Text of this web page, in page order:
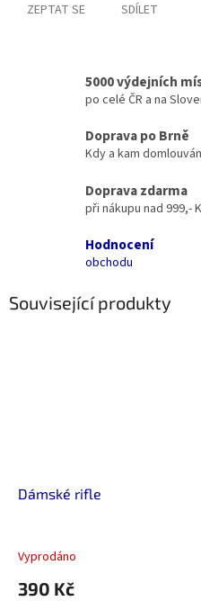
ZEPTAT SE SDÍLET
5000 výdejních
po celé ČR a na
Doprava po Brně
Kdy a kam
Doprava zdarma
při nákupu nad 999,-
Hodnocení
obchodu
Související produkty
Dámské rifle
Vyprodáno
390 Kč